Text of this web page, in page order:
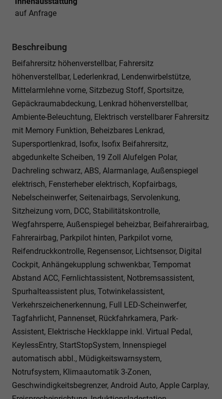
auf Anfrage
Beschreibung
Beifahrersitz höhenverstellbar, Fahrersitz
höhenverstellbar, Lederlenkrad, Lendenwirbelstütze,
Mittelarmlehne vorne, Sitzbezug Stoff, Sportsitze,
Gepäckraumabdeckung, Lenkrad höhenverstellbar,
Ambiente-Beleuchtung, Elektrisch verstellbarer Fahrersitz
mit Memory Funktion, Beheizbares Lenkrad,
Supersportlenkrad, Isofix, Isofix Beifahrersitz,
abgedunkelte Scheiben, 19 Zoll Alufelgen Polar,
Dachreling schwarz, ABS, Alarmanlage, Außenspiegel
elektrisch, Fensterheber elektrisch, Kopfairbags,
Nebelscheinwerfer, Seitenairbags, Servolenkung,
Sitzheizung vorn, DCC, Stabilitätskontrolle,
Wegfahrsperre, Außenspiegel beheizbar, Beifahrerairbag,
Fahrerairbag, Parkpilot hinten, Parkpilot vorne,
Reifendruckkontrolle, Regensensor, Lichtsensor, Digital
Cockpit, Anhängekupplung schwenkbar, Tempomat
Abstand ACC, Fernlichtassistent, Notbremsassistent,
Spurhalteassistent plus, Totwinkelassistent,
Verkehrszeichenerkennung, Full LED-Scheinwerfer,
Tagfahrlicht, Pannenset, Rückfahrkamera, Park-
Assistent, Elektrische Heckklappe inkl. Virtual Pedal,
KeylessEntry, StartStopSystem, Innenspiegel
automatisch abbl., Müdigkeitswarnsystem,
Notrufsystem, Klimaautomatik 3-Zonen,
Geschwindigkeitsbegrenzer, Android Auto, Apple Carplay,